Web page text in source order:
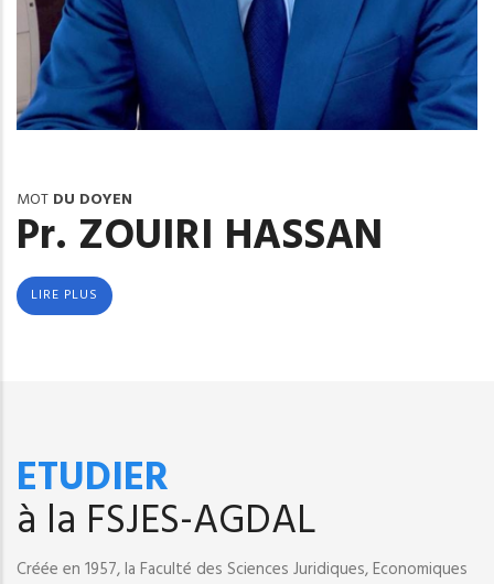
MOT DU DOYEN
Pr. ZOUIRI HASSAN
LIRE PLUS
ETUDIER
à la FSJES-AGDAL
Créée en 1957, la Faculté des Sciences Juridiques, Economiques